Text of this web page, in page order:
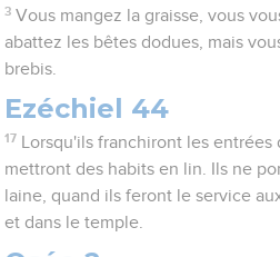
3 Vous mangez la graisse, vous
abattez les bêtes dodues, mais
brebis.
Ezéchiel 44
17
Lorsqu'ils franchiront les
mettront des habits en lin. Ils ne
laine, quand ils feront le service
et dans le temple.